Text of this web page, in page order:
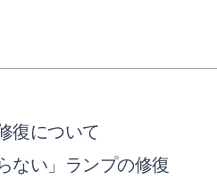
復について
ない」ランプの修復